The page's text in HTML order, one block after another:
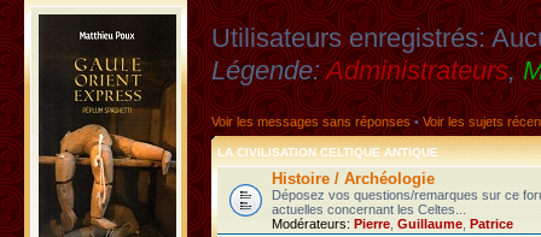
Utilisateurs enregistrés:
Légende:Administrateurs,
Voir les messages sans réponses•Voir les sujets
LA CIVILISATION CELTIQUE ANTIQUE
Histoire / Archéologie
Déposez vos questions/remarques sur ce
actuelles concernant les Celtes...
Modérateurs: Pierre Guillaume Patrice